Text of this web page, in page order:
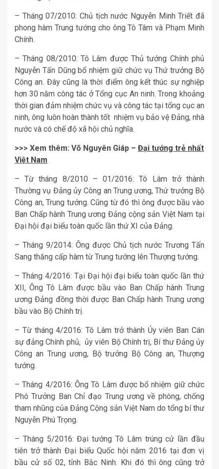
– Tháng 07/2010: Chủ tịch nước Nguyễn Minh Triết đã
phong hàm Trung tướng cho ông Tô Tâm và Phạm Minh
Chính.
– Tháng 08/2010: Tô Lâm được Thủ tướng Chính phủ
Nguyễn Tấn Dũng bổ nhiệm giữ chức vụ Thứ trưởng Bộ
Công an. Đây cũng là thời điểm ông kết thúc sự nghiệp
hơn 30 năm công tác ở Tổng cục An ninh. Trong khoảng
thời gian đảm nhiệm chức vụ và công tác tại tổng cục an
ninh, ông luôn hoàn thành tốt nhiệm vụ bảo vệ Đảng, nhà
nước và có chế độ xã hội chủ nghĩa.
>>> Xem thêm: Võ Nguyên Giáp – Đại tướng trẻ nhất
Việt Nam
– Từ tháng 8/2010 – 01/2016: Tô Lâm trở thành
Thường vụ Đảng ủy Công an Trung ương, Thứ trưởng Bộ
Công an, Trung tướng. Cũng từ đó thì ông được bầu vào
Ban Chấp hành Trung ương Đảng cộng sản Việt Nam tại
Đại hội đại biểu toàn quốc lần thứ XI của Đảng.
– Tháng 9/2014: Ông được Chủ tịch nước Trương Tấn
Sang thăng cấp hàm từ Trung tướng lên Thượng tướng.
– Tháng 4/2016: Tại Đại hội đại biểu toàn quốc lần thứ
XII, Ông Tô Lâm được bầu vào Ban Chấp hành Trung
ương Đảng đồng thời được Ban Chấp hành Trung ương
bầu vào Bộ Chính trị.
– Từ tháng 4/2016: Tô Lâm trở thành Ủy viên Ban Cán
sự đảng Chính phủ, ủy viên Bộ Chính trị, Bí thư Đảng ủy
Công an Trung ương, Bộ trưởng Bộ Công an, Thượng
tướng.
– Tháng 4/2016: Ông Tô Lâm được bổ nhiệm giữ chức
Phó Trưởng Ban Chỉ đạo Trung ương về phòng, chống
tham nhũng của Đảng Cộng sản Việt Nam do tổng bí thư
Nguyễn Phú Trọng.
– Tháng 5/2016: Đại tướng Tô Lâm trúng cử lần đầu
tiên trở thành Đại biểu Quốc hội năm 2016 tại đơn vị
bầu cử số 02, tỉnh Bắc Ninh. Khi đó thì ông cũng trở